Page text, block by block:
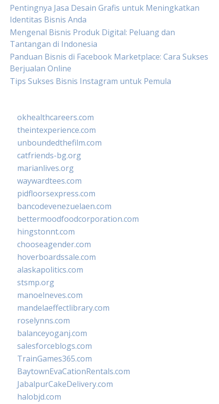
Pentingnya Jasa Desain Grafis untuk Meningkatkan
Identitas Bisnis Anda
Mengenal Bisnis Produk Digital: Peluang dan
Tantangan di Indonesia
Panduan Bisnis di Facebook Marketplace: Cara Sukses
Berjualan Online
Tips Sukses Bisnis Instagram untuk Pemula
okhealthcareers.com
theintexperience.com
unboundedthefilm.com
catfriends-bg.org
marianlives.org
waywardtees.com
pidfloorsexpress.com
bancodevenezuelaen.com
bettermoodfoodcorporation.com
hingstonnt.com
chooseagender.com
hoverboardssale.com
alaskapolitics.com
stsmp.org
manoelneves.com
mandelaeffectlibrary.com
roselynns.com
balanceyoganj.com
salesforceblogs.com
TrainGames365.com
BaytownEvaCationRentals.com
JabalpurCakeDelivery.com
halobjd.com